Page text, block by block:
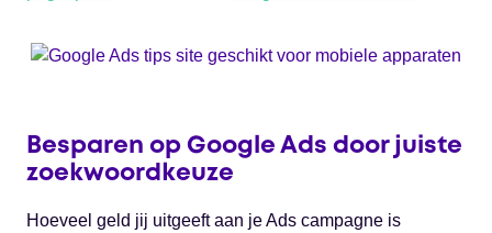
Besparen op Google Ads door juiste
zoekwoordkeuze
Hoeveel geld jij uitgeeft aan je Ads campagne is